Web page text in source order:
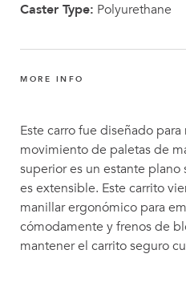
Caster Type: Polyurethane
MORE INFO
Este carro fue diseñado
movimiento de paletas de
superior es un estante
es extensible. Este carrito
manillar ergonómico para
cómodamente y frenos de
mantener el carrito seguro